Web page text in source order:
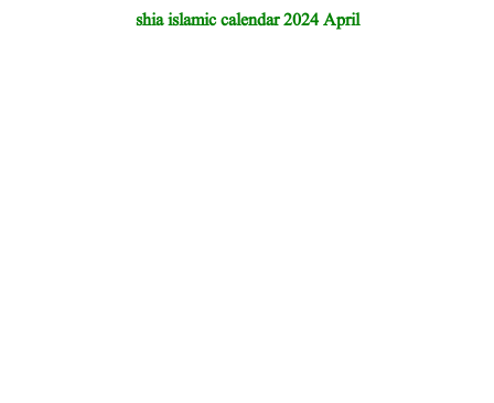
shia islamic calendar 2024 April